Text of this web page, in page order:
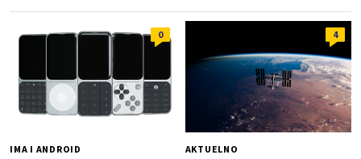
0
IMA I ANDROID
4
AKTUELNO